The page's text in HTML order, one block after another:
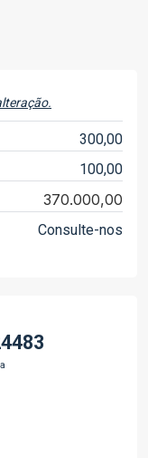
300,00
100,00
370.000,00
Consulte-nos